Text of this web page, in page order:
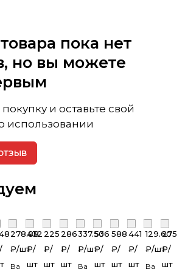
пока нет
но вы можете
и оставьте свой
использовании
278.88
₽/шт
Вагонка
432
₽/
шт
225
₽/
шт
286
₽/
шт
337.50
₽/шт
Вагонка
536
₽/
шт
588
₽/
шт
441
₽/
шт
129.60
₽/шт
Вагонка
275
₽/
шт